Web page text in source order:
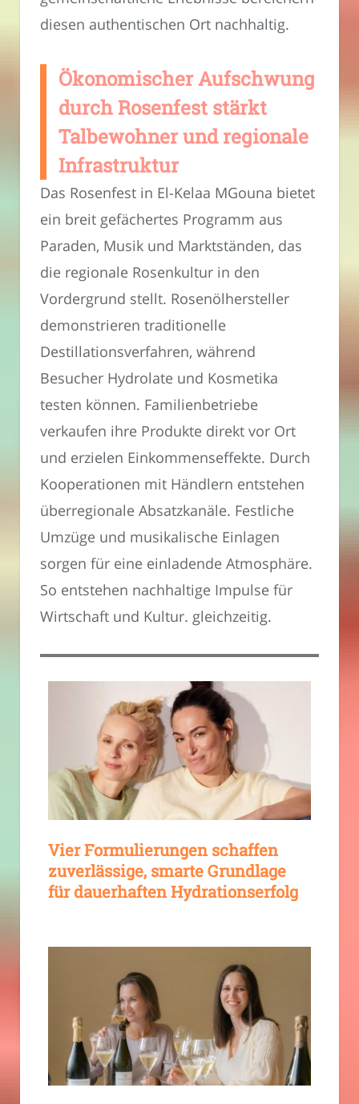
diesen authentischen Ort nachhaltig.
Ökonomischer Aufschwung
durch Rosenfest stärkt
Talbewohner und regionale
Infrastruktur
Das Rosenfest in El-Kelaa MGouna bietet
ein breit gefächertes Programm aus
Paraden, Musik und Marktständen, das
die regionale Rosenkultur in den
Vordergrund stellt. Rosenölhersteller
demonstrieren traditionelle
Destillationsverfahren, während
Besucher Hydrolate und Kosmetika
testen können. Familienbetriebe
verkaufen ihre Produkte direkt vor Ort
und erzielen Einkommenseffekte. Durch
Kooperationen mit Händlern entstehen
überregionale Absatzkanäle. Festliche
Umzüge und musikalische Einlagen
sorgen für eine einladende Atmosphäre.
So entstehen nachhaltige Impulse für
Wirtschaft und Kultur. gleichzeitig.
Vier Formulierungen schaffen
zuverlässige, smarte Grundlage
für dauerhaften Hydrationserfolg